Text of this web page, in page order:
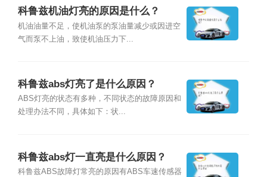
科鲁兹机油灯亮的原因是什么？
机油油量不足，使机油泵的泵油量减少或因进空
气而泵不上油，致使机油压力下...
科鲁兹abs灯亮了是什么原因？
ABS灯亮的状态有多种，不同状态的故障原因和
处理办法不同，具体如下：状...
科鲁兹abs灯一直亮是什么原因？
科鲁兹ABS故障灯常亮的原因有ABS车速传感器